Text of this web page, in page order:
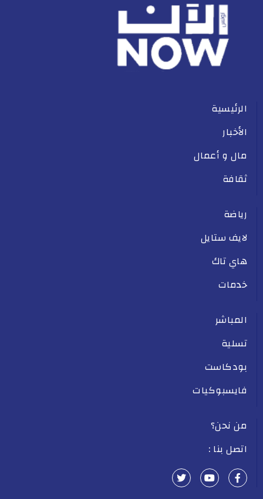
الرئيسية
الأخبار
مال و أعمال
ثقافة
رياضة
لايف ستايل
هاي تاك
خدمات
المباشر
تسلية
بودكاست
فايسبوكيات
من نحن؟
اتصل بنا :